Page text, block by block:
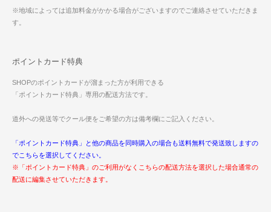
※地域によっては追加料金がかかる場合がございますのでご連絡させていただきま
す。
ポイントカード特典
SHOPのポイントカードが溜まった方が利用できる
「ポイントカード特典」専用の配送方法です。
道外への発送等でクール便をご希望の方は備考欄にご記入ください。
「ポイントカード特典」と他の商品を同時購入の場合も送料無料で発送致しますの
でこちらを選択してください。
※「ポイントカード特典」のご利用がなくこちらの配送方法を選択した場合通常の
配送に編集させていただきます。